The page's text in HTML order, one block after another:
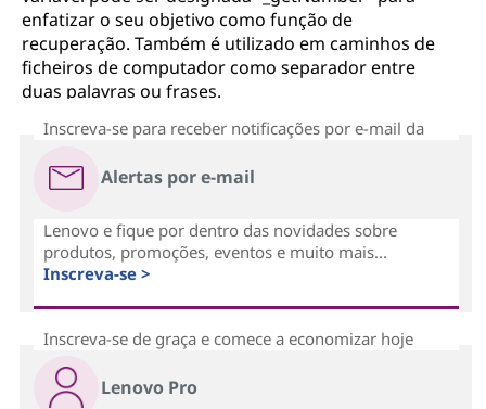
enfatizar o seu objetivo como função de
recuperação. Também é utilizado em caminhos de
ficheiros de computador como separador entre
duas palavras ou frases.
Alertas por e-mail
Inscreva-se para receber notificações por e-mail da
Lenovo e fique por dentro das novidades sobre
produtos, promoções, eventos e muito mais...
Inscreva-se >
Lenovo Pro
Inscreva-se de graça e comece a economizar hoje